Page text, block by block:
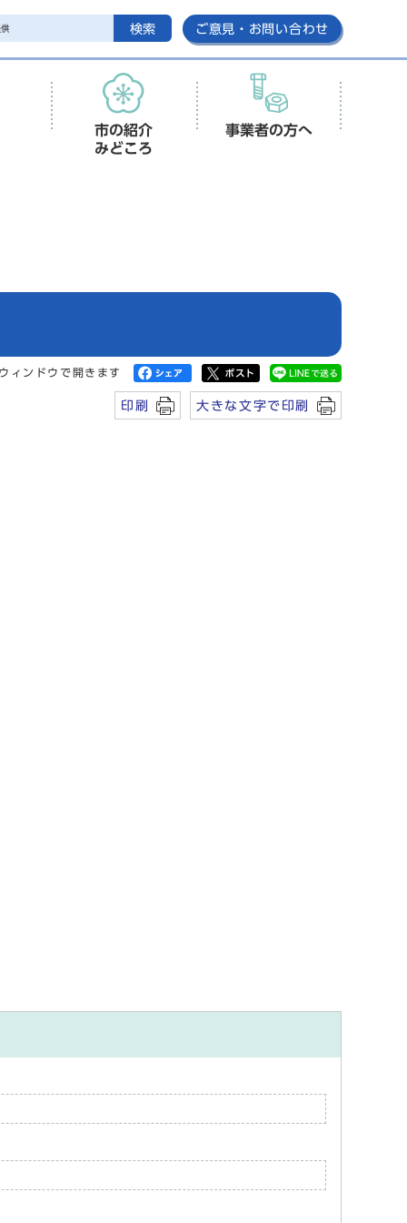
検索 ご意見・お問い合わせ
市の紹介
みどころ
事業者の方へ
ィンドウで開きます
印刷 大きな文字で印刷